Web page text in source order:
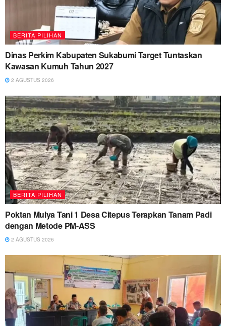
BERITA PILIHAN
Dinas Perkim Kabupaten Sukabumi Target Tuntaskan
Kawasan Kumuh Tahun 2027
2 AGUSTUS 2026
BERITA PILIHAN
Poktan Mulya Tani 1 Desa Citepus Terapkan Tanam Padi
dengan Metode PM-ASS
2 AGUSTUS 2026